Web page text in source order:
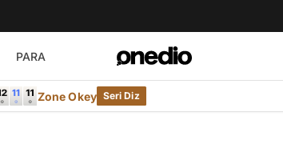
PARA
Zone Okey Seri Diz